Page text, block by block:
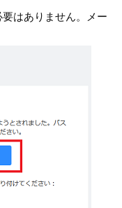
はありません。メー